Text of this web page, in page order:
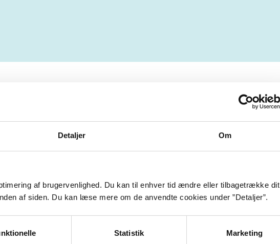
Detaljer Om
af brugervenlighed. Du kan til enhver tid ændre eller tilbagetrække dit
af siden. Du kan læse mere om de anvendte cookies under ”Detaljer”.
Statistik Marketing